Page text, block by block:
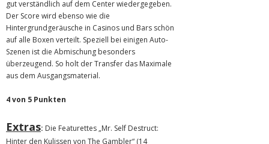
gut verständlich auf dem Center wiedergegeben.
Der Score wird ebenso wie die
Hintergrundgeräusche in Casinos und Bars schön
auf alle Boxen verteilt. Speziell bei einigen Auto-
Szenen ist die Abmischung besonders
überzeugend. So holt der Transfer das Maximale
aus dem Ausgangsmaterial.
4 von 5 Punkten
Extras: Die Featurettes „Mr. Self Destruct:
Hinter den Kulissen von The Gambler“ (14